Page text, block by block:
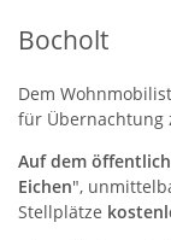
Bocholt
Dem
für Übernachtung
Auf dem
Eichen",
Stellplätze